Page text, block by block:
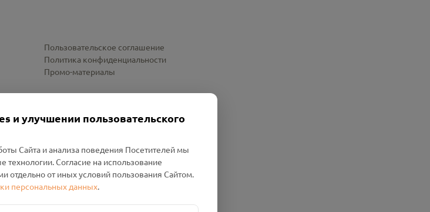
Пользовательское соглашение
Политика конфиденциальности
Промо-материалы
Западная, д. 26А, пом. 18
и улучшении пользовательского
Сайта и анализа поведения Посетителей мы
технологии. Согласие на использование
отдельно от иных условий пользования Сайтом.
персональных данных.